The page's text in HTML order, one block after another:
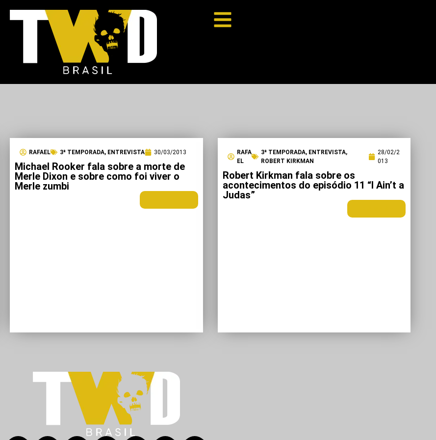
RAFAEL 3ª TEMPORADA, ENTREVISTA 30/03/2013
Michael Rooker fala sobre a morte de
Merle Dixon e sobre como foi viver o
Merle zumbi
RAFA
EL
3ª TEMPORADA, ENTREVISTA,
ROBERT KIRKMAN
28/02/2
013
Robert Kirkman fala sobre os
acontecimentos do episódio 11 “I Ain’t a
Judas”